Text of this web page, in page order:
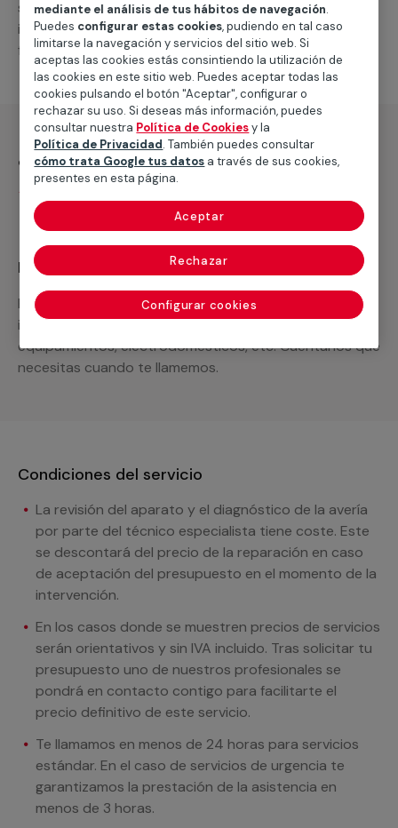
suministro de los materiales necesarios, las
intervenciones a realizar, o la mano de obra que hará
falta para completar tu proyecto.
¿Qué incluye?
Recuerda que en MULTIMAP
Podemos ofrecer cualquier servicio a medida
incluyendo todo lo que necesites: materiales,
equipamientos, electrodomésticos, etc. Cuéntanos que
necesitas cuando te llamemos.
Condiciones del servicio
La revisión del aparato y el diagnóstico de la avería
por parte del técnico especialista tiene coste. Este
se descontará del precio de la reparación en caso
de aceptación del presupuesto en el momento de la
intervención.
En los casos donde se muestren precios de servicios
serán orientativos y sin IVA incluido. Tras solicitar tu
presupuesto uno de nuestros profesionales se
pondrá en contacto contigo para facilitarte el
precio definitivo de este servicio.
Te llamamos en menos de 24 horas para servicios
estándar. En el caso de servicios de urgencia te
garantizamos la prestación de la asistencia en
menos de 3 horas.
mediante el análisis de tus hábitos de navegación.
Puedes configurar estas cookies, pudiendo en tal caso
limitarse la navegación y servicios del sitio web. Si
aceptas las cookies estás consintiendo la utilización de
las cookies en este sitio web. Puedes aceptar todas las
cookies pulsando el botón "Aceptar", configurar o
rechazar su uso. Si deseas más información, puedes
consultar nuestra Política de Cookiesy la
Política de Privacidad. También puedes consultar
cómo trata Google tus datos a través de sus cookies,
presentes en esta página.
Configurar cookies
Rechazar
Aceptar